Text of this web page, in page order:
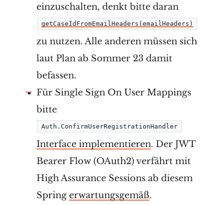
einzuschalten, denkt bitte daran
getCaseIdFromEmailHeaders(emailHeaders)
zu nutzen. Alle anderen müssen sich
laut Plan ab Sommer 23 damit
befassen.
Für Single Sign On User Mappings
bitte
Auth.ConfirmUserRegistrationHandler
Interface implementieren. Der JWT
Bearer Flow (OAuth2) verfährt mit
High Assurance Sessions ab diesem
Spring erwartungsgemäß.